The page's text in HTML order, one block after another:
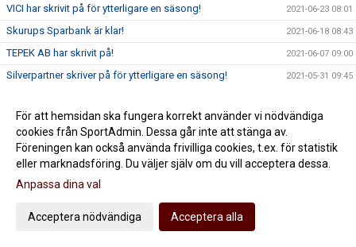
VICI har skrivit på för ytterligare en säsong! 2021-06-23 08:01
Skurups Sparbank är klar! 2021-06-18 08:43
TEPEK AB har skrivit på! 2021-06-07 09:00
Silverpartner skriver på för ytterligare en säsong! 2021-05-31 09:45
Mortensen Media ny Guldpartner i HK Malmö 2021-05-25 09:45
Ännu ett starkt nyförvärv klart! 2021-05-19 00:01
Fint nyförvärv går rakt in i Nätverket 2021-05-17 00:01
HK Malmö fördjupar värdegrundsarbetet med Resursteam!
Jildenbäck förlänger med HK Malmö
För att hemsidan ska fungera korrekt använder vi nödvändiga
cookies från SportAdmin. Dessa går inte att stänga av.
Föreningen kan också använda frivilliga cookies, t.ex. för statistik
eller marknadsföring. Du väljer själv om du vill acceptera dessa.
Anpassa dina val
Acceptera nödvändiga Acceptera alla